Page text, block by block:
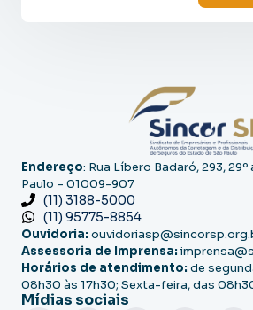
Endereço: Rua Líbero Badaró, 293,
Paulo – 01009-907
(11) 3188-5000
(11) 95775-8854
Ouvidoria:
Assessoria de Imprensa:
Horários de atendimento: de
08h30 às 17h30; Sexta-feira, das
Mídias sociais